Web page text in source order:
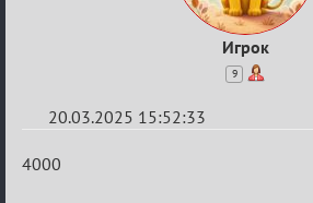
Игрок
9
20.03.2025 15:52:33
Re:
4000